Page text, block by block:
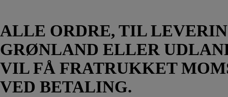
ALLE ORDRE, TIL
GRØNLAND ELLER
VIL FÅ FRATRUKKET
VED BETALING.